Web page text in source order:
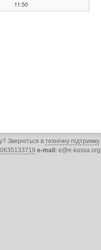
11:50
Зверніться в технічну підтримку.
e-mail: e@e-kassa.org